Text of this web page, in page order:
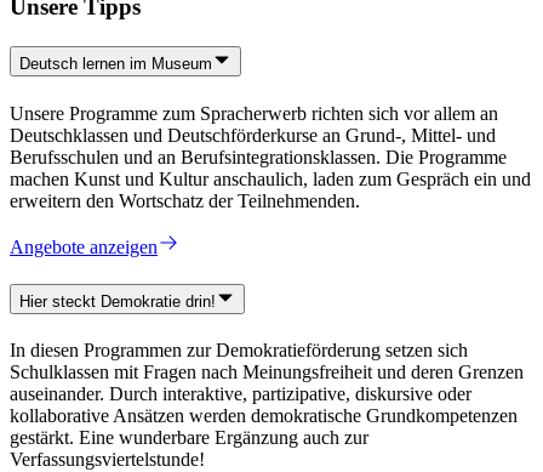
Unsere Tipps
Deutsch lernen im Museum
Unsere Programme zum Spracherwerb richten sich vor allem an
Deutschklassen und Deutschförderkurse an Grund-, Mittel- und
Berufsschulen und an Berufsintegrationsklassen. Die Programme
machen Kunst und Kultur anschaulich, laden zum Gespräch ein und
erweitern den Wortschatz der Teilnehmenden.
Angebote anzeigen
Hier steckt Demokratie drin!
In diesen Programmen zur Demokratieförderung setzen sich
Schulklassen mit Fragen nach Meinungsfreiheit und deren Grenzen
auseinander. Durch interaktive, partizipative, diskursive oder
kollaborative Ansätzen werden demokratische Grundkompetenzen
gestärkt. Eine wunderbare Ergänzung auch zur
Verfassungsviertelstunde!